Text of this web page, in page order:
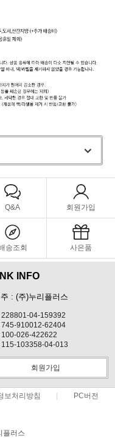
Q&A 회원가입
송조회 사은품
INFO
: (주)누리플러스
228801-04-159392
745-910012-62404
100-026-422622
115-103358-04-013
회원가입
보처리방침 PC버전
플러스